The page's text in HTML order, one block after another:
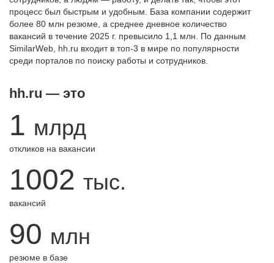
процесс был быстрым и удобным. База компании содержит
более 80 млн резюме, а среднее дневное количество
вакансий в течение 2025 г. превысило 1,1 млн. По данным
SimilarWeb, hh.ru входит в топ-3 в мире по популярности
среди порталов по поиску работы и сотрудников.
hh.ru — это
1 млрд
откликов на вакансии
1002 тыс.
вакансий
90 млн
резюме в базе